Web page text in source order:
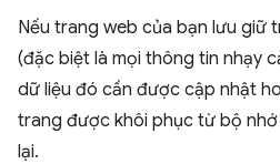
Nếu trang web của bạn lưu giữ
(đặc biệt là mọi thông tin nhạy
dữ liệu đó cần được cập nhật
trang được khôi phục từ bộ
lại.